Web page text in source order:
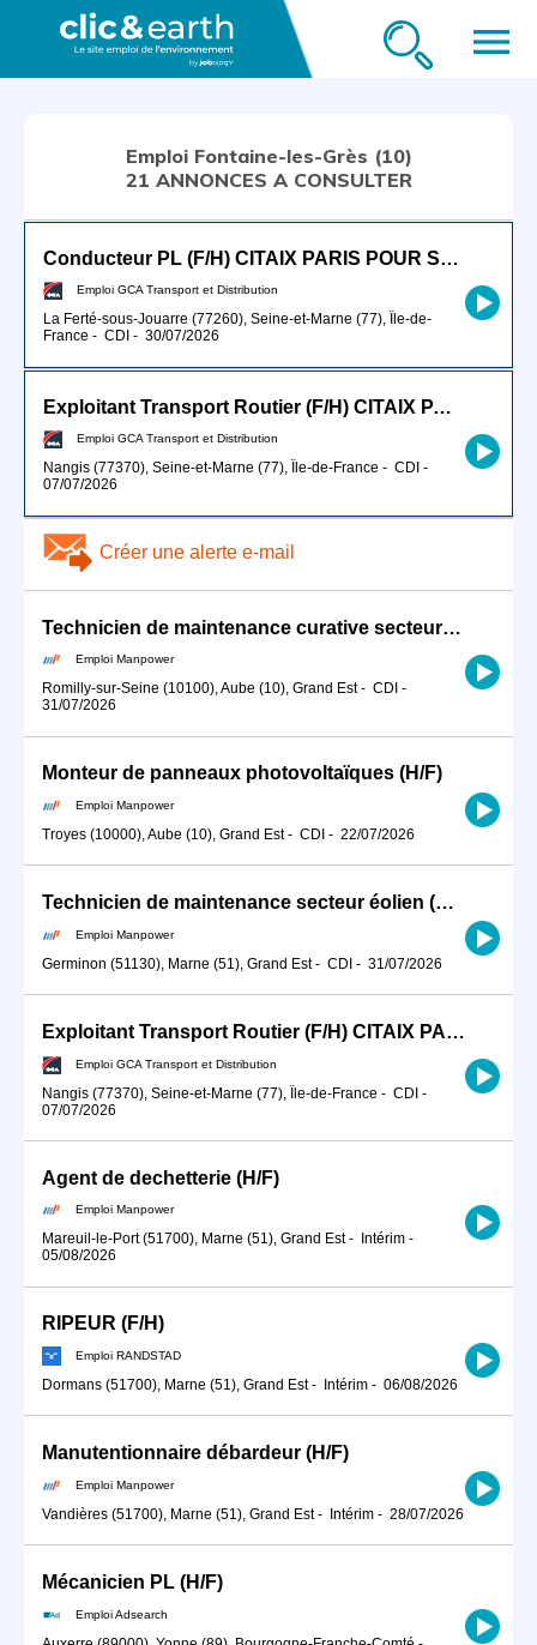
menu
Emploi Fontaine-les-Grès (10)
21 ANNONCES A CONSULTER
Conducteur PL (F/H) CITAIX PARIS POUR SEPTEMBRE 2026
Emploi GCA Transport et Distribution
La Ferté-sous-Jouarre (77260), Seine-et-Marne (77), Île-de-
France - CDI - 30/07/2026
Exploitant Transport Routier (F/H) CITAIX PARIS
Emploi GCA Transport et Distribution
Nangis (77370), Seine-et-Marne (77), Île-de-France - CDI -
07/07/2026
Créer une alerte e-mail
Technicien de maintenance curative secteur éolien (H/F)
Emploi Manpower
Romilly-sur-Seine (10100), Aube (10), Grand Est- CDI -
31/07/2026
Monteur de panneaux photovoltaïques (H/F)
Emploi Manpower
Troyes (10000), Aube (10), Grand Est- CDI - 22/07/2026
Technicien de maintenance secteur éolien (H/F)
Emploi Manpower
Germinon (51130), Marne (51), Grand Est- CDI - 31/07/2026
Exploitant Transport Routier (F/H) CITAIX PARIS
Emploi GCA Transport et Distribution
Nangis (77370), Seine-et-Marne (77), Île-de-France - CDI -
07/07/2026
Agent de dechetterie (H/F)
Emploi Manpower
Mareuil-le-Port (51700), Marne (51), Grand Est- Intérim -
05/08/2026
RIPEUR (F/H)
Emploi RANDSTAD
Dormans (51700), Marne (51), Grand Est- Intérim - 06/08/2026
Manutentionnaire débardeur (H/F)
Emploi Manpower
Vandières (51700), Marne (51), Grand Est- Intérim - 28/07/2026
Mécanicien PL (H/F)
Emploi Adsearch